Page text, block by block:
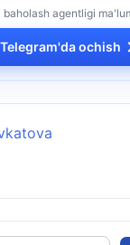
agentligi
Telegram'da ochish